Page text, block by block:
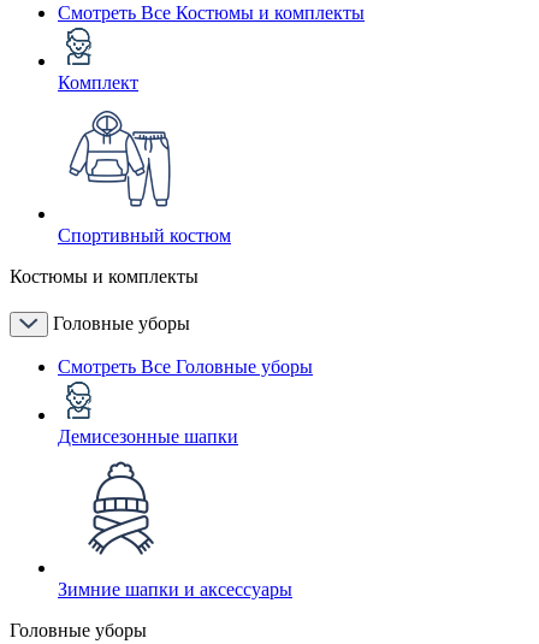
Смотреть Все Костюмы и комплекты
Комплект
Спортивный костюм
Костюмы и комплекты
Головные уборы
Смотреть Все Головные уборы
Демисезонные шапки
Зимние шапки и аксессуары
Головные уборы